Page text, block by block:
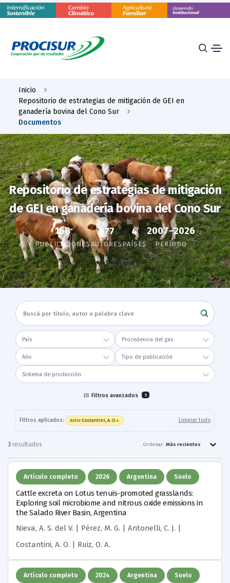
Inicio
Repositorio de estrategias de mitigación de GEI en
ganadería bovina del Cono Sur
Documentos
Repositorio de estrategias de mitigación
de GEI en ganadería bovina del Cono Sur
168
PUBLICACIONES
677
AUTORES
4
PAÍSES
2007–2026
PERÍODO
País Procedencia del gas
Año Tipo de publicación
Sistema de producción
Filtros avanzados 1
Filtros aplicados: Autor:Costantini, A. O.× Limpiar todo
3 resultados Ordenar: Más recientes
Artículo completo 2026 Argentina Suelo
Cattle excreta on Lotus tenuis-promoted grasslands:
Exploring soil microbiome and nitrous oxide emissions in
the Salado River Basin, Argentina
Nieva, A. S. del V. | Pérez, M. G. | Antonelli, C. J. |
Costantini, A. O. | Ruiz, O. A.
Artículo completo 2024 Argentina Suelo